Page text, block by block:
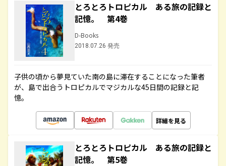
とろとろトロピカル ある旅の記録と
記憶。 第4巻
D-Books
2018.07.26 発売
子供の頃から夢見ていた南の島に滞在することになった筆者
が、島で出合うトロピカルでマジカルな45日間の記録と記
憶。
詳細を見る
とろとろトロピカル ある旅の記録と
記憶。 第5巻